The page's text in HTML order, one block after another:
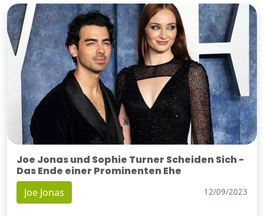
Joe Jonas und Sophie Turner Scheiden Sich -
Das Ende einer Prominenten Ehe
Joe Jonas 12/09/2023